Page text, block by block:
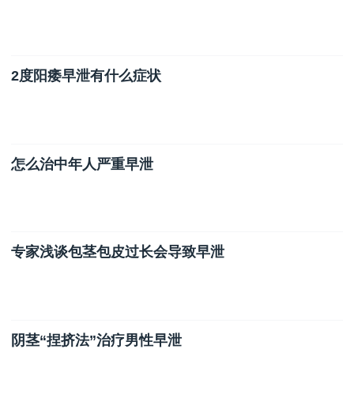
2度阳痿早泄有什么症状
怎么治中年人严重早泄
专家浅谈包茎包皮过长会导致早泄
阴茎“捏挤法”治疗男性早泄